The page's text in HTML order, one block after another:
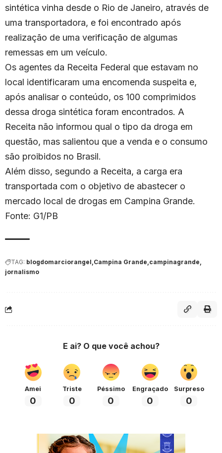
sintética vinha desde o Rio de Janeiro, através de
uma transportadora, e foi encontrado após
realização de uma verificação de algumas
remessas em um veículo.
Os agentes da Receita Federal que estavam no
local identificaram uma encomenda suspeita e,
após analisar o conteúdo, os 100 comprimidos
dessa droga sintética foram encontrados. A
Receita não informou qual o tipo da droga em
questão, mas salientou que a venda e o consumo
são proibidos no Brasil.
Além disso, segundo a Receita, a carga era
transportada com o objetivo de abastecer o
mercado local de drogas em Campina Grande.
Fonte: G1/PB
TAG: blogdomarciorangel Campina Grande campinagrande
jornalismo
E ai? O que você achou?
Amei
0
Triste
0
Péssimo
0
Engraçado
0
Surpreso
0